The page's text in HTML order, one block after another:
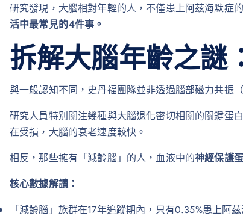
研究發現，大腦相對年輕的人，不僅患上阿茲海默症
活中最常見的4件事。
拆解大腦年齡之謎
與一般認知不同，史丹福團隊並非透過腦部磁力共振
研究人員特別關注幾種與大腦退化密切相關的關鍵蛋
在受損，大腦的衰老速度較快。
相反，那些擁有「減齡腦」的人，血液中的神經保護
核心數據解讀：
「減齡腦」族群在17年追蹤期內，只有0.35%患上阿